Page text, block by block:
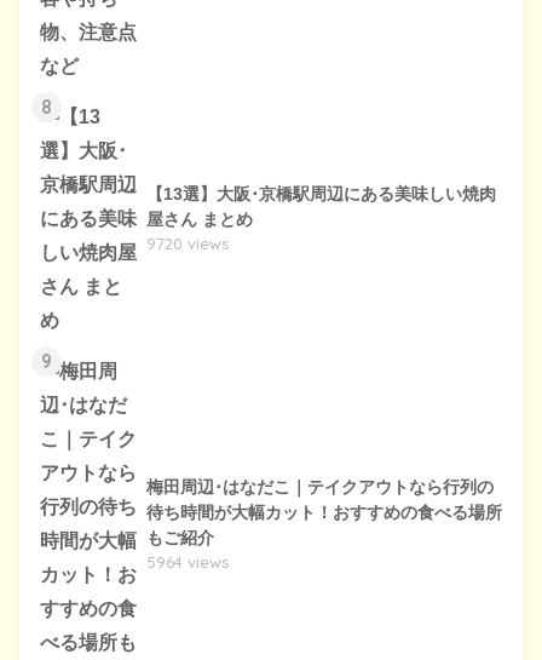
8
【13選】大阪･京橋駅周辺にある美味しい焼肉
屋さん まとめ
9720 views
9
梅田周辺･はなだこ｜テイクアウトなら行列の
待ち時間が大幅カット！おすすめの食べる場所
もご紹介
5964 views